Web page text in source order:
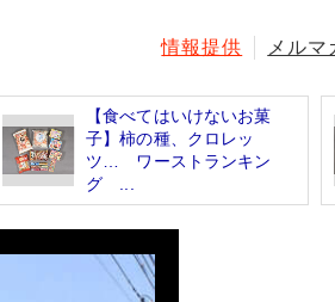
情報提供 メルマ
【食べてはいけないお菓
子】柿の種、クロレッ
ツ… ワーストランキン
グ ...